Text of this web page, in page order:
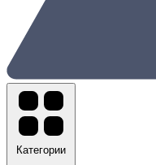
Категории